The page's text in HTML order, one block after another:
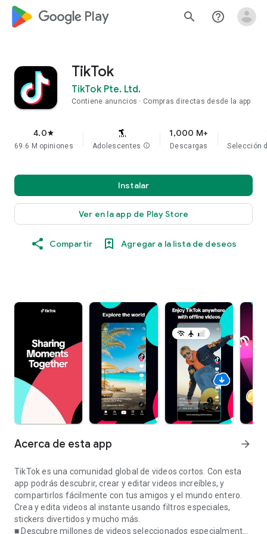
google_logo Play search help_outline
TikTok
TikTok Pte. Ltd.
Contiene anuncios Compras directas desde la app
4.0star
69.6 M opiniones Adolescentes info
1,000 M+
Descargas Selección
Instalar
Ver en la app de Play Store
Compartir Agregar a la lista de deseos
Acerca de esta app arrow_forward
TikTok es una comunidad global de videos cortos. Con esta
app podrás descubrir, crear y editar videos increíbles, y
compartirlos fácilmente con tus amigos y el mundo entero.
Crea y edita videos al instante usando filtros especiales,
stickers divertidos y mucho más.
■ Descubre millones de videos seleccionados especialmente